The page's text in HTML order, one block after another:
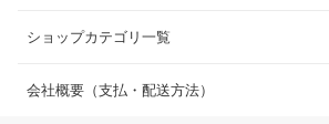
ショップカテゴリ一覧
会社概要（支払・配送方法）